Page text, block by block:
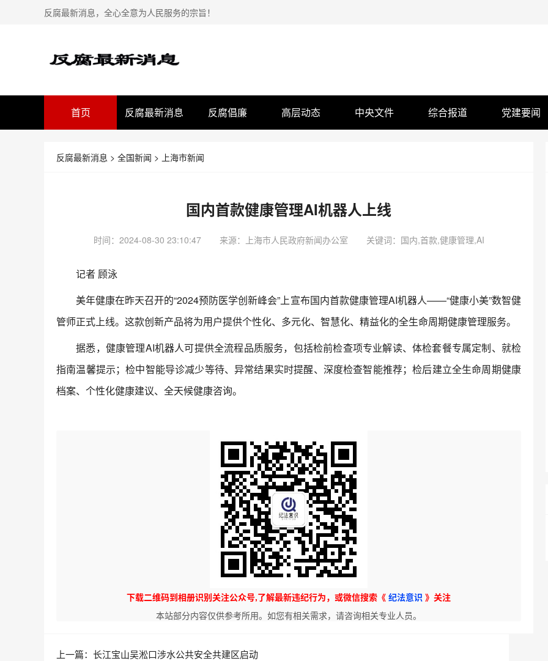
反腐最新消息，全心全意为人民服务的宗旨！
首页 反腐最新消息 反腐倡廉 高层动态 中央文件 综合报道 党建要闻
反腐最新消息 > 全国新闻 > 上海市新闻
国内首款健康管理AI机器人上线
时间：2024-08-30 23:10:47 来源： 上海市人民政府新闻办公室 关键词：国内,首款,健康管理,AI
记者 顾泳
美年健康在昨天召开的“2024预防医学创新峰会”上宣布国内首款健康管理AI机器人——“健康小美”数智健
管师正式上线。这款创新产品将为用户提供个性化、多元化、智慧化、精益化的全生命周期健康管理服务。
据悉，健康管理AI机器人可提供全流程品质服务，包括检前检查项专业解读、体检套餐专属定制、就检
指南温馨提示；检中智能导诊减少等待、异常结果实时提醒、深度检查智能推荐；检后建立全生命周期健康
档案、个性化健康建议、全天候健康咨询。
下载二维码到相册识别关注公众号,了解最新违纪行为，或微信搜索《 纪法意识 》关注
本站部分内容仅供参考所用。如您有相关需求，请咨询相关专业人员。
上一篇： 长江宝山吴淞口涉水公共安全共建区启动